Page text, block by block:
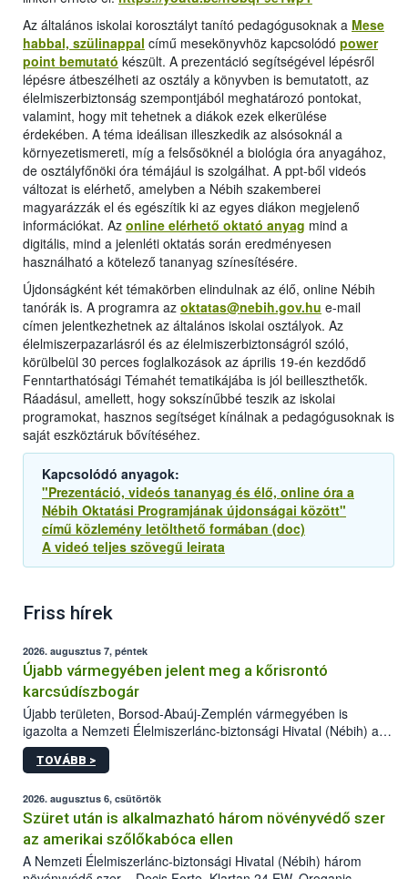
Az általános iskolai korosztályt tanító pedagógusoknak a Mese
habbal, szülinappal című mesekönyvhöz kapcsolódó power
point bemutató készült. A prezentáció segítségével lépésről
lépésre átbeszélheti az osztály a könyvben is bemutatott, az
élelmiszerbiztonság szempontjából meghatározó pontokat,
valamint, hogy mit tehetnek a diákok ezek elkerülése
érdekében. A téma ideálisan illeszkedik az alsósoknál a
környezetismereti, míg a felsősöknél a biológia óra anyagához,
de osztályfőnöki óra témájául is szolgálhat. A ppt-ből videós
változat is elérhető, amelyben a Nébih szakemberei
magyarázzák el és egészítik ki az egyes diákon megjelenő
információkat. Az online elérhető oktató anyag mind a
digitális, mind a jelenléti oktatás során eredményesen
használható a kötelező tananyag színesítésére.
Újdonságként két témakörben elindulnak az élő, online Nébih
tanórák is. A programra az oktatas@nebih.gov.hu e-mail
címen jelentkezhetnek az általános iskolai osztályok. Az
élelmiszerpazarlásról és az élelmiszerbiztonságról szóló,
körülbelül 30 perces foglalkozások az április 19-én kezdődő
Fenntarthatósági Témahét tematikájába is jól beilleszthetők.
Ráadásul, amellett, hogy sokszínűbbé teszik az iskolai
programokat, hasznos segítséget kínálnak a pedagógusoknak is
saját eszköztáruk bővítéséhez.
Kapcsolódó anyagok:
"Prezentáció, videós tananyag és élő, online óra a
Nébih Oktatási Programjának újdonságai között"
című közlemény letölthető formában (doc)
A videó teljes szövegű leirata
Friss hírek
2026. augusztus 7, péntek
Újabb vármegyében jelent meg a kőrisrontó
karcsúdíszbogár
Újabb területen, Borsod-Abaúj-Zemplén vármegyében is
igazolta a Nemzeti Élelmiszerlánc-biztonsági Hivatal (Nébih) a
kőrisrontó karcsúdíszbogár (Agrilus planipennis) jelenlétét. A
kártevőt nem csak színcsapdában találták meg, de már fertőzött
az intenzív felderítést, emellett az intézkedéseket a szlovák
hatósággal is összehangolják a terjedés megállítása érdekében.
TOVÁBB >
2026. augusztus 6, csütörtök
Szüret után is alkalmazható három növényvédő szer
az amerikai szőlőkabóca ellen
A Nemzeti Élelmiszerlánc-biztonsági Hivatal (Nébih) három